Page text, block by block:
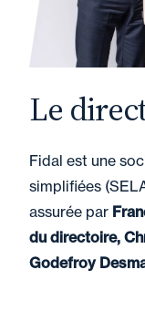
Le
Fidal est une
simplifiées
assurée par
du directoire,
Godefroy